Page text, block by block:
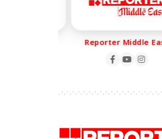
Reporter Middle East